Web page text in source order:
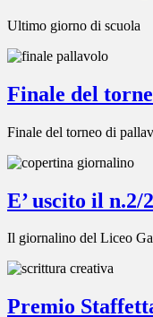
Ultimo giorno di scuola
Finale del
Finale del torneo di
E’ uscito il
Il giornalino del Liceo
Premio